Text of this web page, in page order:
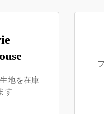
地を在庫
す